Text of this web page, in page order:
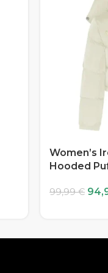
Women’s
Hooded
99,99€